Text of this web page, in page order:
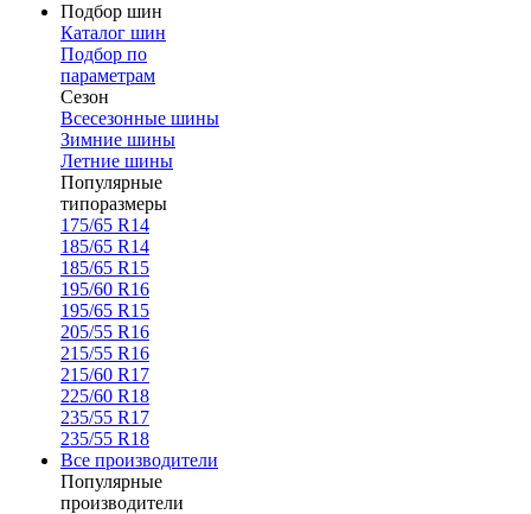
Подбор шин
Каталог шин
Подбор по
параметрам
Сезон
Всесезонные шины
Зимние шины
Летние шины
Популярные
типоразмеры
175/65 R14
185/65 R14
185/65 R15
195/60 R16
195/65 R15
205/55 R16
215/55 R16
215/60 R17
225/60 R18
235/55 R17
235/55 R18
Все производители
Популярные
производители